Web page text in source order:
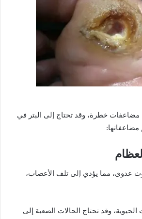
مضاعفات خطرة، وقد تحتاج إلى البتر في
عدوى، مما يؤدي إلى تلف الأعصاب،
وقد تحتاج الحالات الصعبة إلى